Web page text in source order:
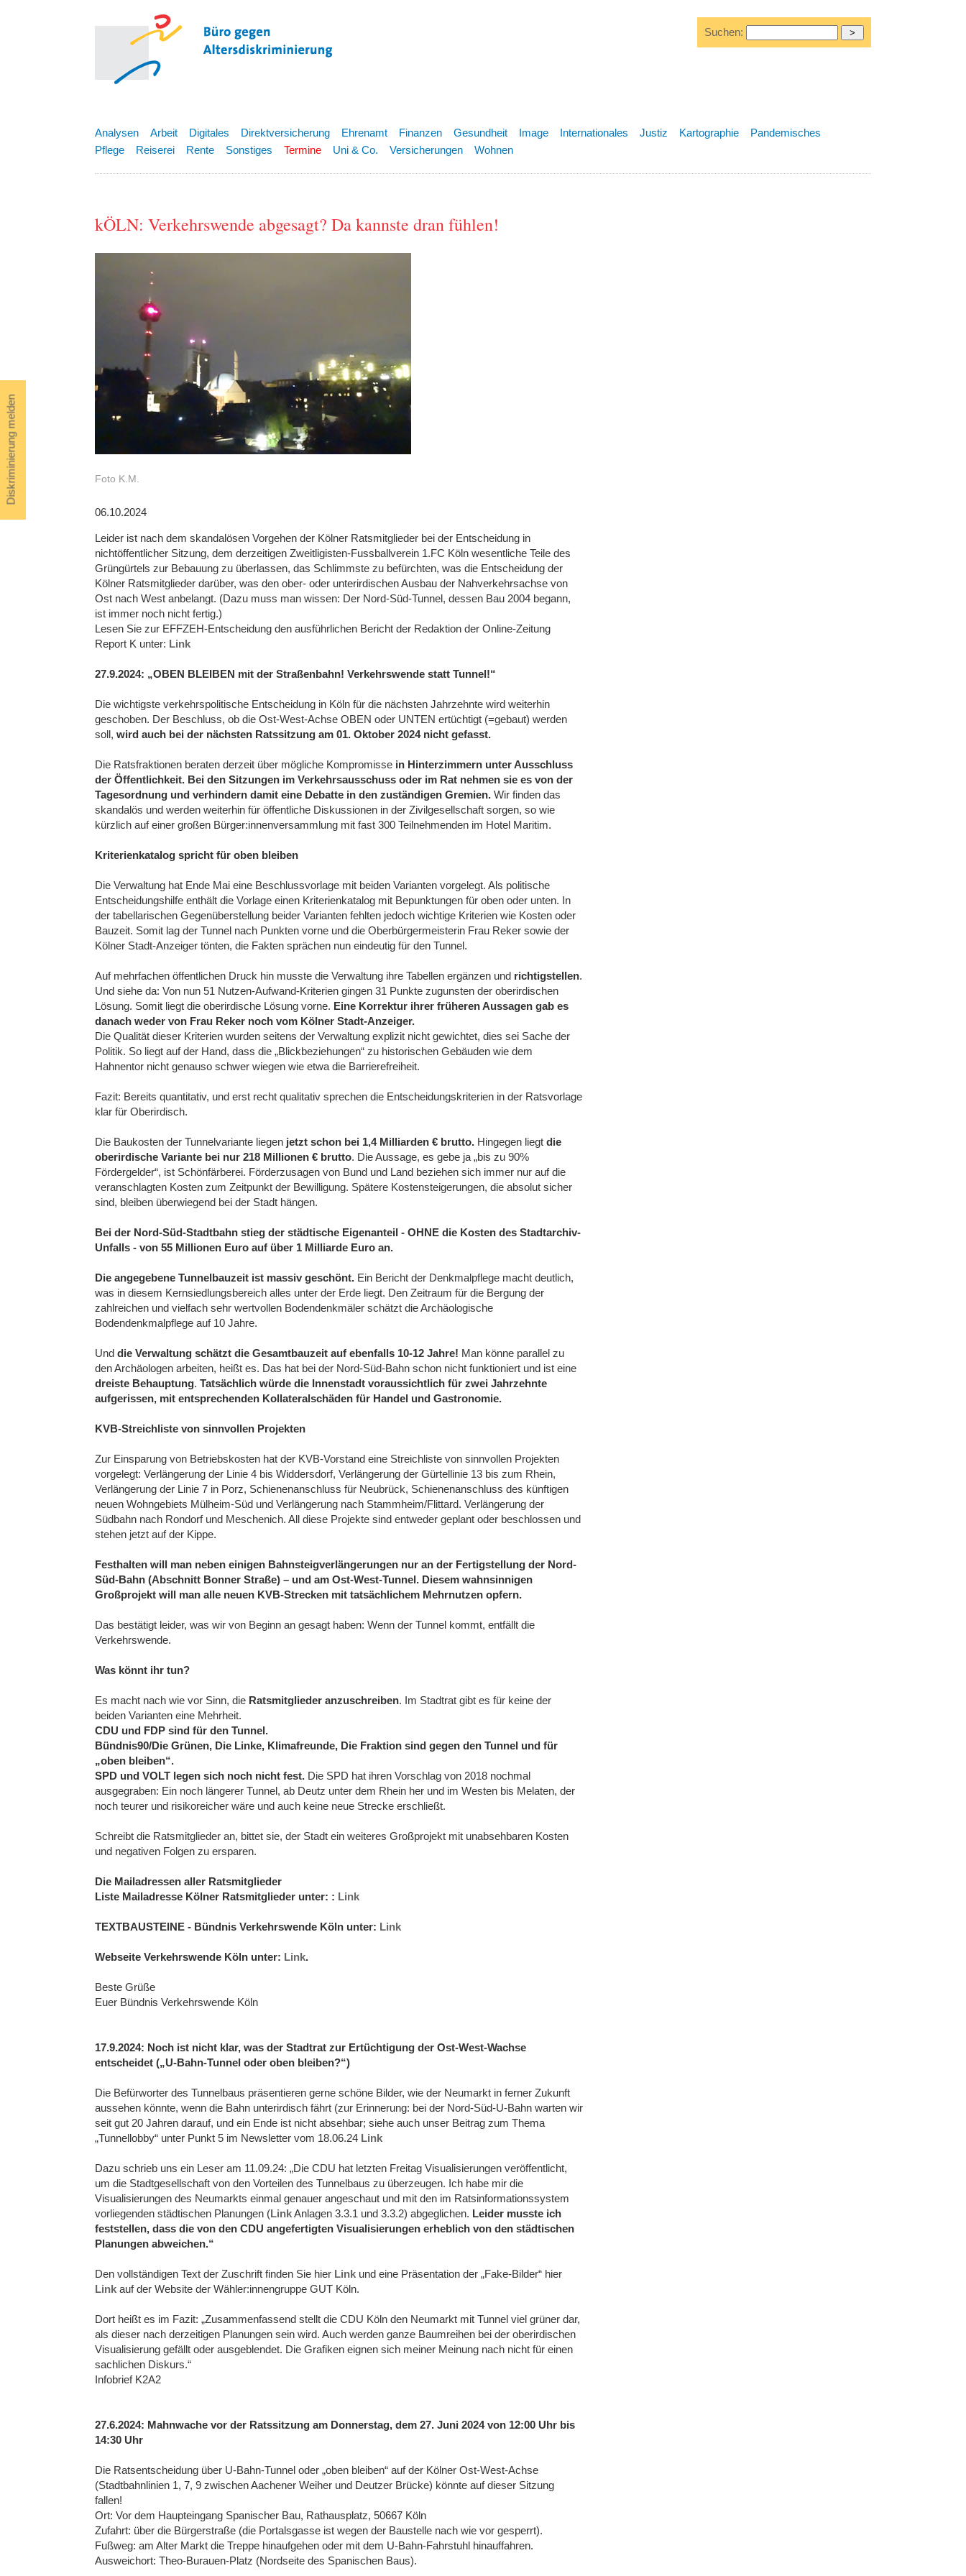
Diskriminierung melden
Suchen:
Analysen Arbeit Digitales Direktversicherung Ehrenamt Finanzen Gesundheit Image Internationales Justiz Kartographie
Pandemisches
Pflege
Reiserei Rente Sonstiges Termine Uni & Co. Versicherungen Wohnen
kÖLN: Verkehrswende abgesagt? Da kannste dran fühlen!
Foto K.M.
06.10.2024
Leider ist nach dem skandalösen Vorgehen der Kölner Ratsmitglieder bei der Entscheidung in
nichtöffentlicher Sitzung, dem derzeitigen Zweitligisten-Fussballverein 1.FC Köln wesentliche Teile des
Grüngürtels zur Bebauung zu überlassen, das Schlimmste zu befürchten, was die Entscheidung der
Kölner Ratsmitglieder darüber, was den ober- oder unterirdischen Ausbau der Nahverkehrsachse von
Ost nach West anbelangt. (Dazu muss man wissen: Der Nord-Süd-Tunnel, dessen Bau 2004 begann,
ist immer noch nicht fertig.)
Lesen Sie zur EFFZEH-Entscheidung den ausführlichen Bericht der Redaktion der Online-Zeitung
Report K unter: Link
27.9.2024: „OBEN BLEIBEN mit der Straßenbahn! Verkehrswende statt Tunnel!“
Die wichtigste verkehrspolitische Entscheidung in Köln für die nächsten Jahrzehnte wird weiterhin
geschoben. Der Beschluss, ob die Ost-West-Achse OBEN oder UNTEN ertüchtigt (=gebaut) werden
soll, wird auch bei der nächsten Ratssitzung am 01. Oktober 2024 nicht gefasst.
Die Ratsfraktionen beraten derzeit über mögliche Kompromisse in Hinterzimmern unter Ausschluss
der Öffentlichkeit. Bei den Sitzungen im Verkehrsausschuss oder im Rat nehmen sie es von der
Tagesordnung und verhindern damit eine Debatte in den zuständigen Gremien. Wir finden das
skandalös und werden weiterhin für öffentliche Diskussionen in der Zivilgesellschaft sorgen, so wie
kürzlich auf einer großen Bürger:innenversammlung mit fast 300 Teilnehmenden im Hotel Maritim.
Kriterienkatalog spricht für oben bleiben
Die Verwaltung hat Ende Mai eine Beschlussvorlage mit beiden Varianten vorgelegt. Als politische
Entscheidungshilfe enthält die Vorlage einen Kriterienkatalog mit Bepunktungen für oben oder unten. In
der tabellarischen Gegenüberstellung beider Varianten fehlten jedoch wichtige Kriterien wie Kosten oder
Bauzeit. Somit lag der Tunnel nach Punkten vorne und die Oberbürgermeisterin Frau Reker sowie der
Kölner Stadt-Anzeiger tönten, die Fakten sprächen nun eindeutig für den Tunnel.
Auf mehrfachen öffentlichen Druck hin musste die Verwaltung ihre Tabellen ergänzen und richtigstellen.
Und siehe da: Von nun 51 Nutzen-Aufwand-Kriterien gingen 31 Punkte zugunsten der oberirdischen
Lösung. Somit liegt die oberirdische Lösung vorne. Eine Korrektur ihrer früheren Aussagen gab es
danach weder von Frau Reker noch vom Kölner Stadt-Anzeiger.
Die Qualität dieser Kriterien wurden seitens der Verwaltung explizit nicht gewichtet, dies sei Sache der
Politik. So liegt auf der Hand, dass die „Blickbeziehungen“ zu historischen Gebäuden wie dem
Hahnentor nicht genauso schwer wiegen wie etwa die Barrierefreiheit.
Fazit: Bereits quantitativ, und erst recht qualitativ sprechen die Entscheidungskriterien in der Ratsvorlage
klar für Oberirdisch.
Die Baukosten der Tunnelvariante liegen jetzt schon bei 1,4 Milliarden € brutto. Hingegen liegt die
oberirdische Variante bei nur 218 Millionen € brutto. Die Aussage, es gebe ja „bis zu 90%
Fördergelder“, ist Schönfärberei. Förderzusagen von Bund und Land beziehen sich immer nur auf die
veranschlagten Kosten zum Zeitpunkt der Bewilligung. Spätere Kostensteigerungen, die absolut sicher
sind, bleiben überwiegend bei der Stadt hängen.
Bei der Nord-Süd-Stadtbahn stieg der städtische Eigenanteil - OHNE die Kosten des Stadtarchiv-
Unfalls - von 55 Millionen Euro auf über 1 Milliarde Euro an.
Die angegebene Tunnelbauzeit ist massiv geschönt. Ein Bericht der Denkmalpflege macht deutlich,
was in diesem Kernsiedlungsbereich alles unter der Erde liegt. Den Zeitraum für die Bergung der
zahlreichen und vielfach sehr wertvollen Bodendenkmäler schätzt die Archäologische
Bodendenkmalpflege auf 10 Jahre.
Und die Verwaltung schätzt die Gesamtbauzeit auf ebenfalls 10-12 Jahre! Man könne parallel zu
den Archäologen arbeiten, heißt es. Das hat bei der Nord-Süd-Bahn schon nicht funktioniert und ist eine
dreiste Behauptung. Tatsächlich würde die Innenstadt voraussichtlich für zwei Jahrzehnte
aufgerissen, mit entsprechenden Kollateralschäden für Handel und Gastronomie.
KVB-Streichliste von sinnvollen Projekten
Zur Einsparung von Betriebskosten hat der KVB-Vorstand eine Streichliste von sinnvollen Projekten
vorgelegt: Verlängerung der Linie 4 bis Widdersdorf, Verlängerung der Gürtellinie 13 bis zum Rhein,
Verlängerung der Linie 7 in Porz, Schienenanschluss für Neubrück, Schienenanschluss des künftigen
neuen Wohngebiets Mülheim-Süd und Verlängerung nach Stammheim/Flittard. Verlängerung der
Südbahn nach Rondorf und Meschenich. All diese Projekte sind entweder geplant oder beschlossen und
stehen jetzt auf der Kippe.
Festhalten will man neben einigen Bahnsteigverlängerungen nur an der Fertigstellung der Nord-
Süd-Bahn (Abschnitt Bonner Straße) – und am Ost-West-Tunnel. Diesem wahnsinnigen
Großprojekt will man alle neuen KVB-Strecken mit tatsächlichem Mehrnutzen opfern.
Das bestätigt leider, was wir von Beginn an gesagt haben: Wenn der Tunnel kommt, entfällt die
Verkehrswende.
Was könnt ihr tun?
Es macht nach wie vor Sinn, die Ratsmitglieder anzuschreiben. Im Stadtrat gibt es für keine der
beiden Varianten eine Mehrheit.
CDU und FDP sind für den Tunnel.
Bündnis90/Die Grünen, Die Linke, Klimafreunde, Die Fraktion sind gegen den Tunnel und für
„oben bleiben“.
SPD und VOLT legen sich noch nicht fest. Die SPD hat ihren Vorschlag von 2018 nochmal
ausgegraben: Ein noch längerer Tunnel, ab Deutz unter dem Rhein her und im Westen bis Melaten, der
noch teurer und risikoreicher wäre und auch keine neue Strecke erschließt.
Schreibt die Ratsmitglieder an, bittet sie, der Stadt ein weiteres Großprojekt mit unabsehbaren Kosten
und negativen Folgen zu ersparen.
Die Mailadressen aller Ratsmitglieder
Liste Mailadresse Kölner Ratsmitglieder unter: : Link
TEXTBAUSTEINE - Bündnis Verkehrswende Köln unter: Link
Webseite Verkehrswende Köln unter: Link.
Beste Grüße
Euer Bündnis Verkehrswende Köln
17.9.2024: Noch ist nicht klar, was der Stadtrat zur Ertüchtigung der Ost-West-Wachse
entscheidet („U-Bahn-Tunnel oder oben bleiben?“)
Die Befürworter des Tunnelbaus präsentieren gerne schöne Bilder, wie der Neumarkt in ferner Zukunft
aussehen könnte, wenn die Bahn unterirdisch fährt (zur Erinnerung: bei der Nord-Süd-U-Bahn warten wir
seit gut 20 Jahren darauf, und ein Ende ist nicht absehbar; siehe auch unser Beitrag zum Thema
„Tunnellobby“ unter Punkt 5 im Newsletter vom 18.06.24 Link
Dazu schrieb uns ein Leser am 11.09.24: „Die CDU hat letzten Freitag Visualisierungen veröffentlicht,
um die Stadtgesellschaft von den Vorteilen des Tunnelbaus zu überzeugen. Ich habe mir die
Visualisierungen des Neumarkts einmal genauer angeschaut und mit den im Ratsinformationssystem
vorliegenden städtischen Planungen (LinkAnlagen 3.3.1 und 3.3.2) abgeglichen. Leider musste ich
feststellen, dass die von den CDU angefertigten Visualisierungen erheblich von den städtischen
Planungen abweichen.“
Den vollständigen Text der Zuschrift finden Sie hier Link und eine Präsentation der „Fake-Bilder“ hier
Link auf der Website der Wähler:innengruppe GUT Köln.
Dort heißt es im Fazit: „Zusammenfassend stellt die CDU Köln den Neumarkt mit Tunnel viel grüner dar,
als dieser nach derzeitigen Planungen sein wird. Auch werden ganze Baumreihen bei der oberirdischen
Visualisierung gefällt oder ausgeblendet. Die Grafiken eignen sich meiner Meinung nach nicht für einen
sachlichen Diskurs.“
Infobrief K2A2
27.6.2024: Mahnwache vor der Ratssitzung am Donnerstag, dem 27. Juni 2024 von 12:00 Uhr bis
14:30 Uhr
Die Ratsentscheidung über U-Bahn-Tunnel oder „oben bleiben“ auf der Kölner Ost-West-Achse
(Stadtbahnlinien 1, 7, 9 zwischen Aachener Weiher und Deutzer Brücke) könnte auf dieser Sitzung
fallen!
Ort: Vor dem Haupteingang Spanischer Bau, Rathausplatz, 50667 Köln
Zufahrt: über die Bürgerstraße (die Portalsgasse ist wegen der Baustelle nach wie vor gesperrt).
Fußweg: am Alter Markt die Treppe hinaufgehen oder mit dem U-Bahn-Fahrstuhl hinauffahren.
Ausweichort: Theo-Burauen-Platz (Nordseite des Spanischen Baus).